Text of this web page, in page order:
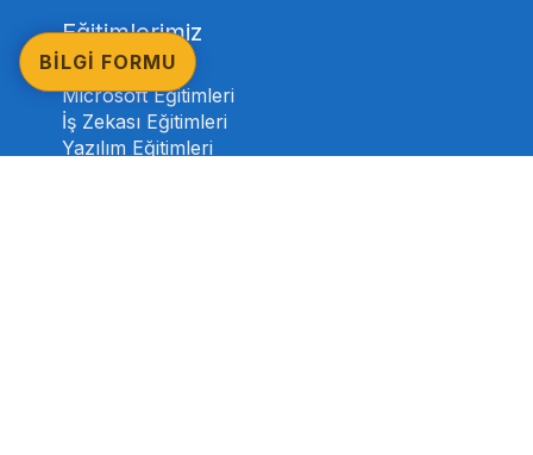
Eğitimlerimiz
SAP Eğitimleri
Microsoft Eğitimleri
İş Zekası Eğitimleri
Yazılım Eğitimleri
BİLGİ FORMU